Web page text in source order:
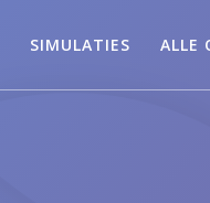
SIMULATIES ALLE